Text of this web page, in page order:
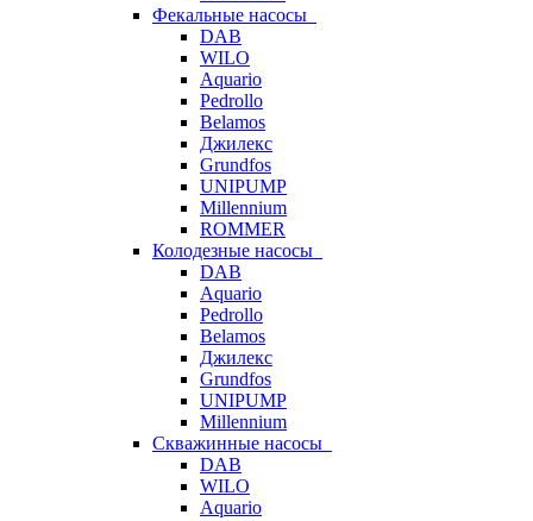
Фекальные насосы
DAB
WILO
Aquario
Pedrollo
Belamos
Джилекс
Grundfos
UNIPUMP
Millennium
ROMMER
Колодезные насосы
DAB
Aquario
Pedrollo
Belamos
Джилекс
Grundfos
UNIPUMP
Millennium
Скважинные насосы
DAB
WILO
Aquario